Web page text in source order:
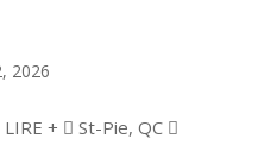
2026
+  St-Pie, QC 